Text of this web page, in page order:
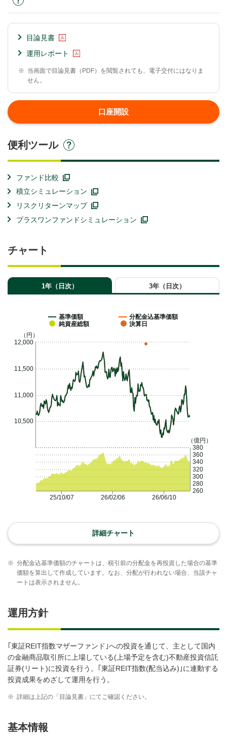
目論見書
運用レポート
※ 当画面で目論見書（PDF）を閲覧されても、電子交付にはなりま
せん。
口座開設
便利ツール
ファンド比較
積立シミュレーション
リスクリターンマップ
プラスワンファンドシミュレーション
チャート
1年（日次） 3年（日次）
（円）
（億円）
基準価額
分配金込基準価額
純資産総額
決算日
10,500
11,000
11,500
12,000
280
260
300
320
340
360
380
25/10/07 26/02/06 26/06/10
詳細チャート
※ 分配金込基準価額のチャートは、税引前の分配金を再投資した場合の基準
価額を算出して作成しています。なお、分配が行われない場合、当該チャ
ートは表示されません。
運用方針
｢東証REIT指数マザーファンド｣への投資を通じて、主として国内
の金融商品取引所に上場している(上場予定を含む)不動産投資信託
証券(リート)に投資を行う。｢東証REIT指数(配当込み)｣に連動する
投資成果をめざして運用を行う。
※ 詳細は上記の「目論見書」にてご確認ください。
基本情報